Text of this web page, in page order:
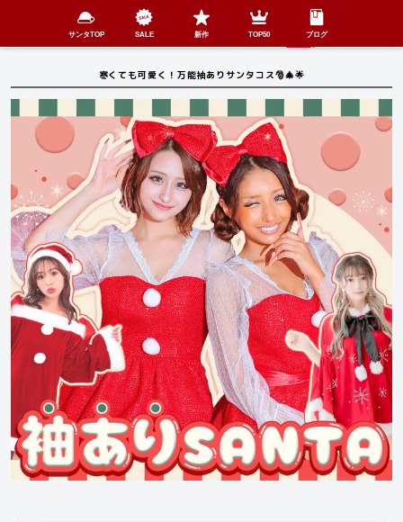
サンタTOP SALE 新作 TOP50 ブログ
寒くても可愛く！万能袖ありサンタコス🎅🎄🌟